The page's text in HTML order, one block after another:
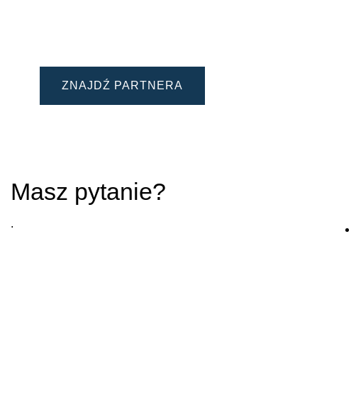
ZNAJDŹ PARTNERA
Masz pytanie?
.